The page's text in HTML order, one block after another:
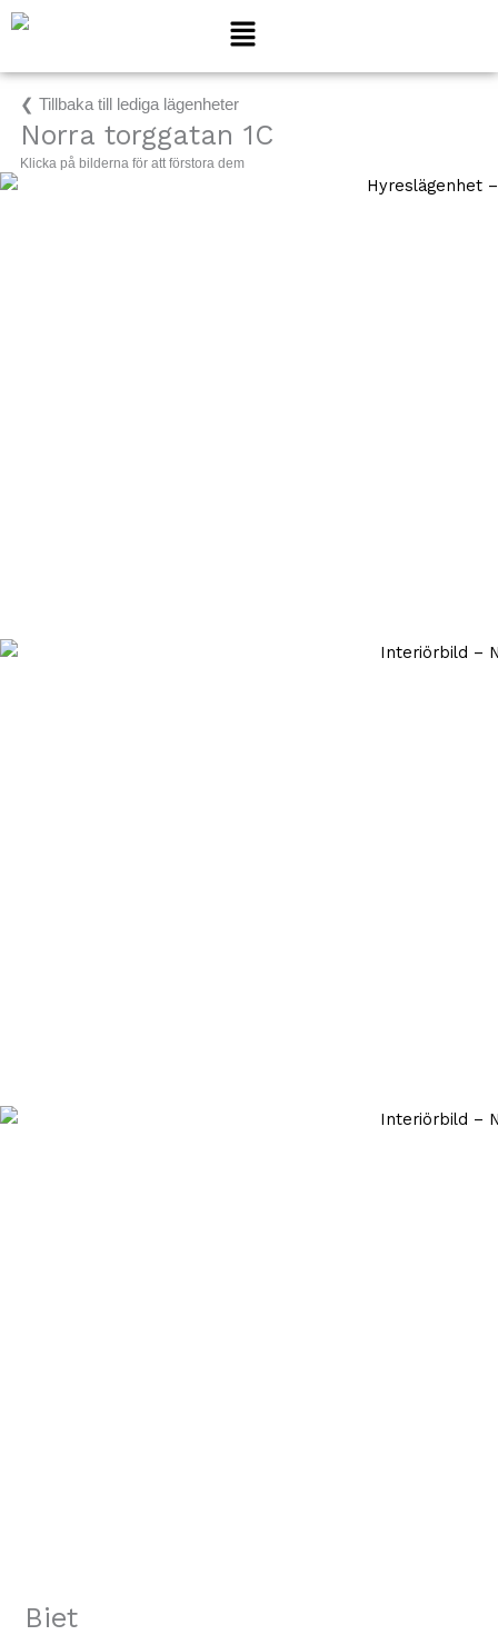
Hoppa
❮ Tillbaka till lediga lägenheter
Norra torggatan 1C
Klicka på bilderna för att förstora dem
Biet